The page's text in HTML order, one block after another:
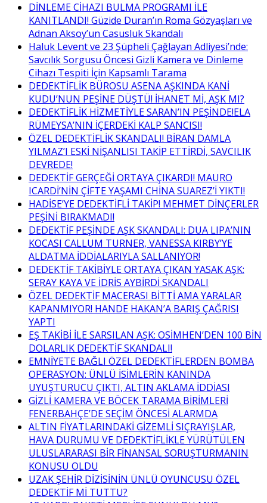
DİNLEME CİHAZI BULMA PROGRAMI İLE
KANITLANDI! Güzide Duran’ın Roma Gözyaşları ve
Adnan Aksoy’un Casusluk Skandalı
Haluk Levent ve 23 Şüpheli Çağlayan Adliyesi’nde:
Savcılık Sorgusu Öncesi Gizli Kamera ve Dinleme
Cihazı Tespiti İçin Kapsamlı Tarama
DEDEKTİFLİK BÜROSU ASENA AŞKINDA KANİ
KUDU’NUN PEŞİNE DÜŞTÜ! İHANET Mİ, AŞK MI?
DEDEKTİFLİK HİZMETİYLE SARAN’IN PEŞİNDE!ELA
RÜMEYSA’NIN İÇERDEKİ KALP SANCISI!
ÖZEL DEDEKTİFLİK SKANDALI! BİRAN DAMLA
YILMAZ’I ESKİ NİŞANLISI TAKİP ETTİRDİ, SAVCILIK
DEVREDE!
DEDEKTİF GERÇEĞİ ORTAYA ÇIKARDI! MAURO
ICARDİ’NİN ÇİFTE YAŞAMI CHİNA SUAREZ’İ YIKTI!
HADİSE’YE DEDEKTİFLİ TAKİP! MEHMET DİNÇERLER
PEŞİNİ BIRAKMADI!
DEDEKTİF PEŞİNDE AŞK SKANDALI: DUA LIPA’NIN
KOCASI CALLUM TURNER, VANESSA KIRBY’YE
ALDATMA İDDİALARIYLA SALLANIYOR!
DEDEKTİF TAKİBİYLE ORTAYA ÇIKAN YASAK AŞK:
SERAY KAYA VE İDRİS AYBİRDİ SKANDALI
ÖZEL DEDEKTİF MACERASI BİTTİ AMA YARALAR
KAPANMIYOR! HANDE HAKAN’A BARIŞ ÇAĞRISI
YAPTI
EŞ TAKİBİ İLE SARSILAN AŞK: OSİMHEN’DEN 100 BİN
DOLARLIK DEDEKTİF SKANDALI!
EMNİYETE BAĞLI ÖZEL DEDEKTİFLERDEN BOMBA
OPERASYON: ÜNLÜ İSİMLERİN KANINDA
UYUŞTURUCU ÇIKTI, ALTIN AKLAMA İDDİASI
GİZLİ KAMERA VE BÖCEK TARAMA BİRİMLERİ
FENERBAHÇE’DE SEÇİM ÖNCESİ ALARMDA
ALTIN FİYATLARINDAKİ GİZEMLİ SIÇRAYIŞLAR,
HAVA DURUMU VE DEDEKTİFLİKLE YÜRÜTÜLEN
ULUSLARARASI BİR FİNANSAL SORUŞTURMANIN
KONUSU OLDU
UZAK ŞEHİR DİZİSİNİN ÜNLÜ OYUNCUSU ÖZEL
DEDEKTİF Mİ TUTTU?